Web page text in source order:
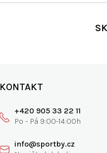
KONTAKT
+420 905 33 22 11
info@sportby.cz